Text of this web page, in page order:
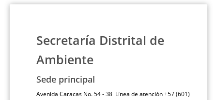
Secretaría Distrital de
Ambiente
Sede principal
Avenida Caracas No. 54 - 38 Línea de atención +57 (601)